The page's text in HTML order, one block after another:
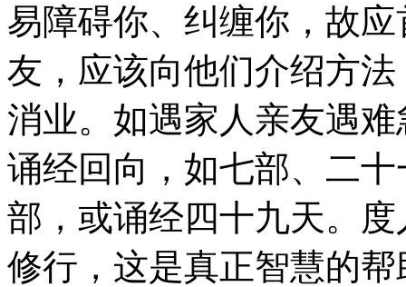
易障碍你、纠缠你，故
友，应该向他们介绍方
消业。如遇家人亲友遇
诵经回向，如七部、二
部，或诵经四十九天。
修行，这是真正智慧的帮